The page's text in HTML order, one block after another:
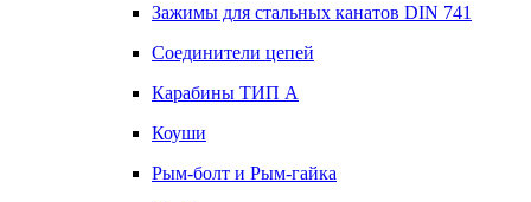
Зажимы для стальных канатов DIN 741
Соединители цепей
Карабины ТИП А
Коуши
Рым-болт и Рым-гайка